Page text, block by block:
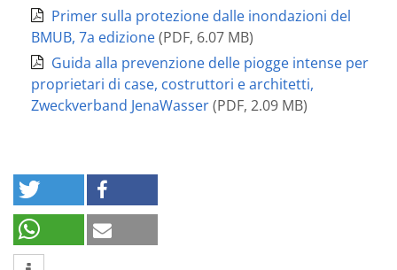
Primer sulla protezione dalle inondazioni del
BMUB, 7a edizione(PDF, 6.07 MB)
Guida alla prevenzione delle piogge intense per
proprietari di case, costruttori e architetti,
Zweckverband JenaWasser(PDF, 2.09 MB)